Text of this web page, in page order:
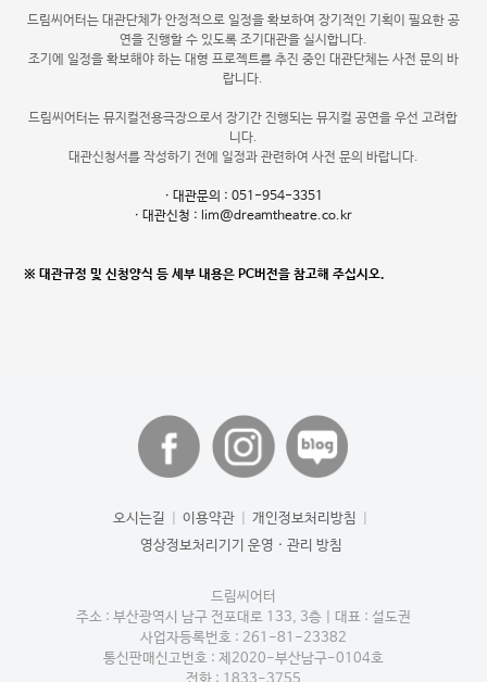
드림씨어터는 대관단체가 안정적으로 일정을 확보하여 장기적인 기획이 필요한 공
연을 진행할 수 있도록 조기대관을 실시합니다.
조기에 일정을 확보해야 하는 대형 프로젝트를 추진 중인 대관단체는 사전 문의 바
랍니다.
드림씨어터는 뮤지컬전용극장으로서 장기간 진행되는 뮤지컬 공연을 우선 고려합
니다.
대관신청서를 작성하기 전에 일정과 관련하여 사전 문의 바랍니다.
· 대관문의 : 051-954-3351
· 대관신청 : lim@dreamtheatre.co.kr
※ 대관규정 및 신청양식 등 세부 내용은 PC버전을 참고해 주십시오.
오시는길 이용약관 개인정보처리방침
영상정보처리기기 운영 · 관리 방침
드림씨어터
주소 : 부산광역시 남구 전포대로 133, 3층
대표 : 설도권
사업자등록번호 : 261-81-23382
통신판매신고번호 : 제2020-부산남구-0104호